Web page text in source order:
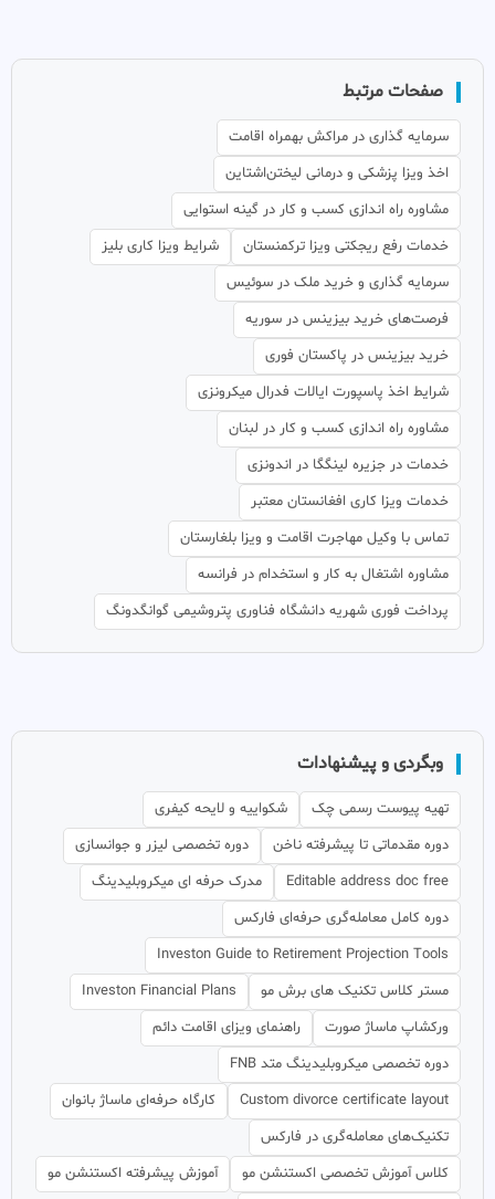
صفحات مرتبط
سرمایه گذاری در مراکش بهمراه اقامت
اخذ ویزا پزشکی و درمانی لیختن‌اشتاین
مشاوره راه اندازی کسب و کار در گینه استوایی
خدمات رفع ریجکتی ویزا ترکمنستان
شرایط ویزا کاری بلیز
سرمایه گذاری و خرید ملک در سوئیس
فرصت‌های خرید بیزینس در سوریه
خرید بیزینس در پاکستان فوری
شرایط اخذ پاسپورت ایالات فدرال میکرونزی
مشاوره راه اندازی کسب و کار در لبنان
خدمات در جزیره لینگگا در اندونزی
خدمات ویزا کاری افغانستان معتبر
تماس با وکیل مهاجرت اقامت و ویزا بلغارستان
مشاوره اشتغال به کار و استخدام در فرانسه
پرداخت فوری شهریه دانشگاه فناوری پتروشیمی گوانگدونگ
وبگردی و پیشنهادات
تهیه پیوست رسمی چک
شکواییه و لایحه کیفری
دوره مقدماتی تا پیشرفته ناخن
دوره تخصصی لیزر و جوانسازی
Editable address doc free
مدرک حرفه ای میکروبلیدینگ
دوره کامل معامله‌گری حرفه‌ای فارکس
Investon Guide to Retirement Projection Tools
مستر کلاس تکنیک های برش مو
Investon Financial Plans
ورکشاپ ماساژ صورت
راهنمای ویزای اقامت دائم
دوره تخصصی میکروبلیدینگ متد FNB
Custom divorce certificate layout
کارگاه حرفه‌ای ماساژ بانوان
تکنیک‌های معامله‌گری در فارکس
کلاس آموزش تخصصی اکستنشن مو
آموزش پیشرفته اکستنشن مو